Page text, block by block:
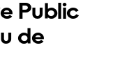
Public
de